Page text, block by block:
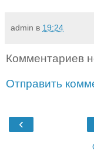
admin в 19:24
Комментариев
Отправить
‹